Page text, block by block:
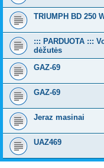
TRIUMPH BD 250
::: PARDUOTA :::
dėžutės
GAZ-69
GAZ-69
Jeraz masinai
UAZ469